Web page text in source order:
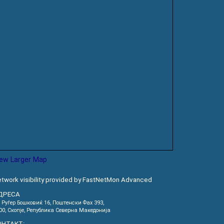
Larger Map
visibility provided by FastNetMon Advanced
Руѓер Бошковиќ 16, Пoштенски Фах 393,
Скопје, Република Северна Македонија